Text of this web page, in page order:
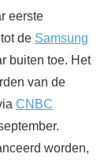
eerste
de Samsung
buiten toe. Het
van de
CNBC
worden,